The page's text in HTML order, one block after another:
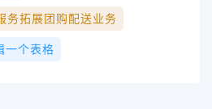
务拓展团购配送业务
一个表格